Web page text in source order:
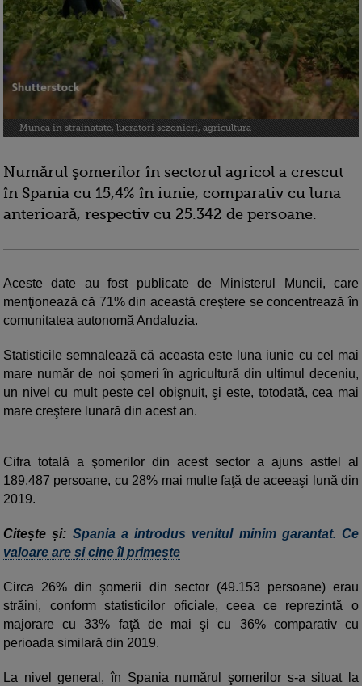
Munca in strainatate, lucratori sezonieri, agricultura
Numărul şomerilor în sectorul agricol a crescut
în Spania cu 15,4% în iunie, comparativ cu luna
anterioară, respectiv cu 25.342 de persoane.
Aceste date au fost publicate de Ministerul Muncii, care
menţionează că 71% din această creştere se concentrează în
comunitatea autonomă Andaluzia.
Statisticile semnalează că aceasta este luna iunie cu cel mai
mare număr de noi şomeri în agricultură din ultimul deceniu,
un nivel cu mult peste cel obişnuit, şi este, totodată, cea mai
mare creştere lunară din acest an.
Cifra totală a şomerilor din acest sector a ajuns astfel al
189.487 persoane, cu 28% mai multe faţă de aceeaşi lună din
2019.
Citește și: Spania a introdus venitul minim garantat. Ce
valoare are și cine îl primește
Circa 26% din şomerii din sector (49.153 persoane) erau
străini, conform statisticilor oficiale, ceea ce reprezintă o
majorare cu 33% faţă de mai şi cu 36% comparativ cu
perioada similară din 2019.
La nivel general, în Spania numărul şomerilor s-a situat la